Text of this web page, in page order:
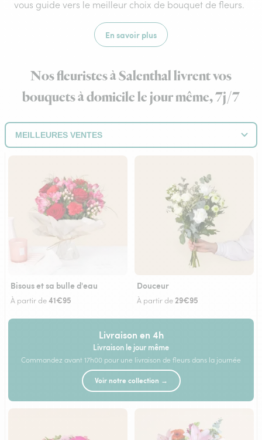
vous guide vers le meilleur choix de bouquet de fleurs.
En savoir plus
Nos fleuristes à Salenthal livrent vos
bouquets à domicile le jour même, 7j/7
Bisous et sa bulle d'eau
À partir de41€95
Douceur
À partir de 29€95
Livraison en 4h
Livraison le jour même
Commandez avant 17h00 pour une livraison de fleurs dans la journée
Voir notre collection →